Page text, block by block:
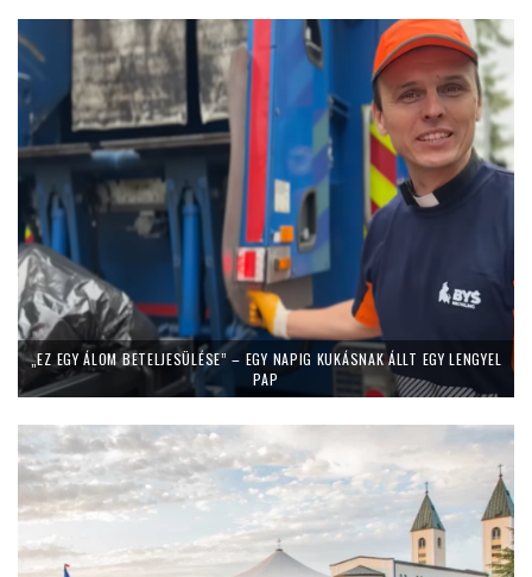
„EZ EGY ÁLOM BETELJESÜLÉSE” – EGY NAPIG KUKÁSNAK ÁLLT EGY LENGYEL
PAP